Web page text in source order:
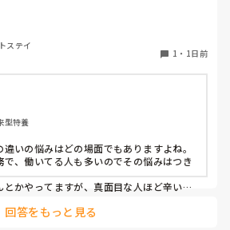
ドヤ顔でいます。
の時はベトナム人と早番の2人体制で
急変対応に特化しておらず、この2人
だオムツ交換変えればいい。トイレに
るか寝ないか問題だみたい平気で言う
入らせていますが、きちんと見守りの
管理者がオッケーを出しているので、
かなっているのではないかと怖すぎて
ります
ステイ
1 ・ 1日前
型特養
いの悩みはどの場面でもありますよね。
、働いてる人も多いのでその悩みはつき
かやってますが、真面目な人ほど辛いお
回答をもっと見る